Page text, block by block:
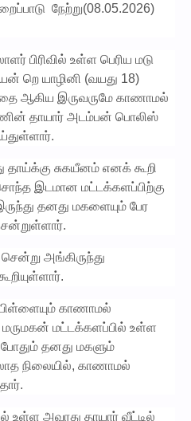
நேற்று(08.05.2026)
பிரிவில் உள்ள பெரிய மடு
றெ யாழினி (வயது 18)
ஆகிய இருவருமே காணாமல்
தாயார் அடம்பன் பொலிஸ்
சுகயீனம் எனக் கூறி
இடமான மட்டக்களப்பிற்கு
தனது மகளையும் பேர
அங்கிருந்து
காணாமல்
மட்டக்களப்பில் உள்ள
தனது மகளும்
நிலையில், காணாமல்
உள்ள அவரது தாயார் வீட்டில்